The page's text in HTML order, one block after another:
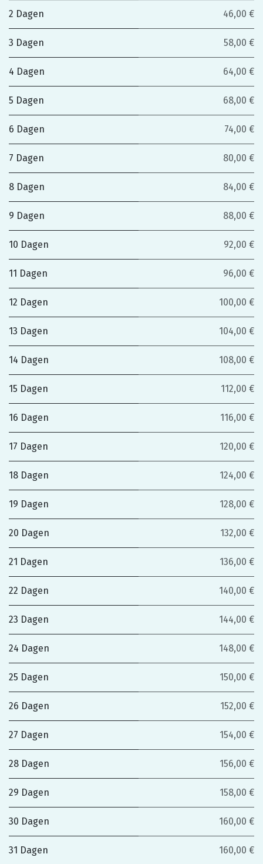
2 Dagen 46,00 €
3 Dagen 58,00 €
4 Dagen 64,00 €
5 Dagen 68,00 €
6 Dagen 74,00 €
7 Dagen 80,00 €
8 Dagen 84,00 €
9 Dagen 88,00 €
10 Dagen 92,00 €
11 Dagen 96,00 €
12 Dagen 100,00 €
13 Dagen 104,00 €
14 Dagen 108,00 €
15 Dagen 112,00 €
16 Dagen 116,00 €
17 Dagen 120,00 €
18 Dagen 124,00 €
19 Dagen 128,00 €
20 Dagen 132,00 €
21 Dagen 136,00 €
22 Dagen 140,00 €
23 Dagen 144,00 €
24 Dagen 148,00 €
25 Dagen 150,00 €
26 Dagen 152,00 €
27 Dagen 154,00 €
28 Dagen 156,00 €
29 Dagen 158,00 €
30 Dagen 160,00 €
31 Dagen 160,00 €